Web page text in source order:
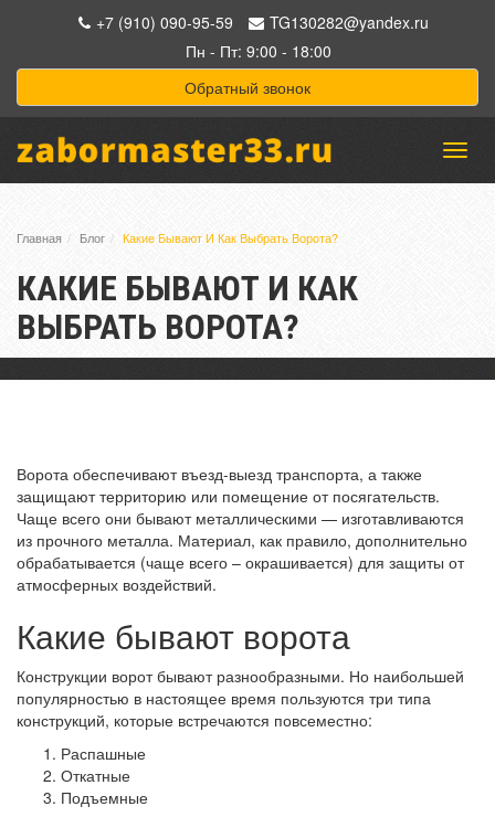
+7 (910) 090-95-59
TG130282@yandex.ru
Пн - Пт: 9:00 - 18:00
Обратный звонок
Меню
Главная Блог Какие Бывают И Как Выбрать Ворота?
КАКИЕ БЫВАЮТ И КАК
ВЫБРАТЬ ВОРОТА?
Ворота обеспечивают въезд-выезд транспорта, а также
защищают территорию или помещение от посягательств.
Чаще всего они бывают металлическими — изготавливаются
из прочного металла. Материал, как правило, дополнительно
обрабатывается (чаще всего – окрашивается) для защиты от
атмосферных воздействий.
Какие бывают ворота
Конструкции ворот бывают разнообразными. Но наибольшей
популярностью в настоящее время пользуются три типа
конструкций, которые встречаются повсеместно:
Распашные
Откатные
Подъемные